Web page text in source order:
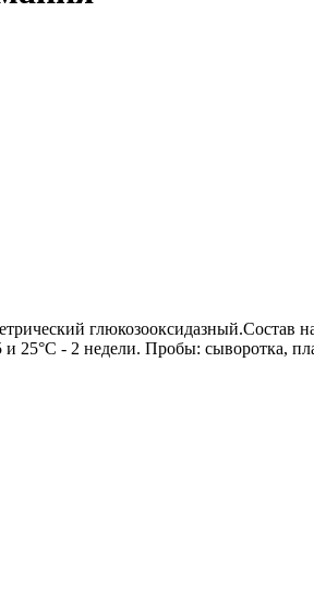
глюкозооксидазный.Состав
25°С - 2 недели. Пробы: сыворотка,